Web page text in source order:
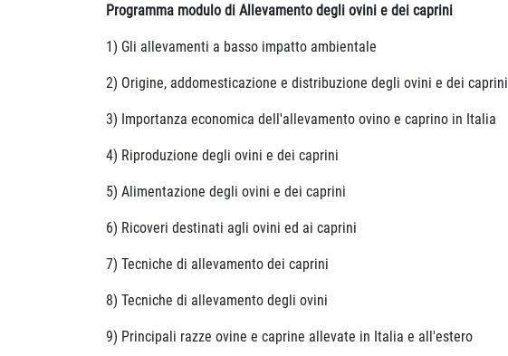
Programma modulo di Allevamento degli ovini e dei caprini
1) Gli allevamenti a basso impatto ambientale
2) Origine, addomesticazione e distribuzione degli ovini e dei caprini
3) Importanza economica dell'allevamento ovino e caprino in Italia
4) Riproduzione degli ovini e dei caprini
5) Alimentazione degli ovini e dei caprini
6) Ricoveri destinati agli ovini ed ai caprini
7) Tecniche di allevamento dei caprini
8) Tecniche di allevamento degli ovini
9) Principali razze ovine e caprine allevate in Italia e all'estero